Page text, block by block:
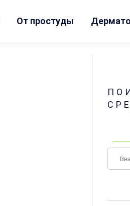
От простуды